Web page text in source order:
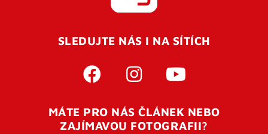
SLEDUJTE NÁS I NA SÍTÍCH
MÁTE PRO NÁS ČLÁNEK NEBO
ZAJÍMAVOU FOTOGRAFII?